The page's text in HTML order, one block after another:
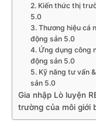
2. Kiến thức thị
5.0
3. Thương hiệu cá
động sản 5.0
4. Ứng dụng công
động sản 5.0
5. Kỹ năng tư vấn
sản 5.0
Gia nhập Lò luyện
trường của môi giới